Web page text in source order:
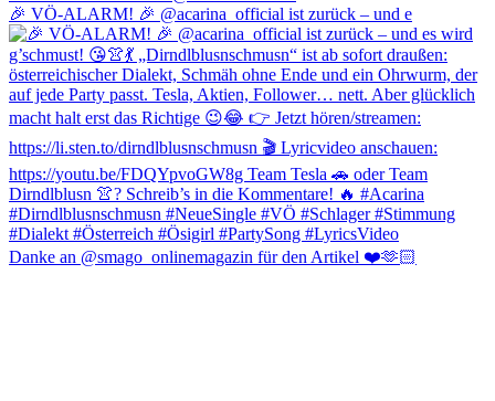
🎉 VÖ-ALARM! 🎉 @acarina_official ist zurück – und e
Danke an @smago_onlinemagazin für den Artikel ❤️🫶🏻